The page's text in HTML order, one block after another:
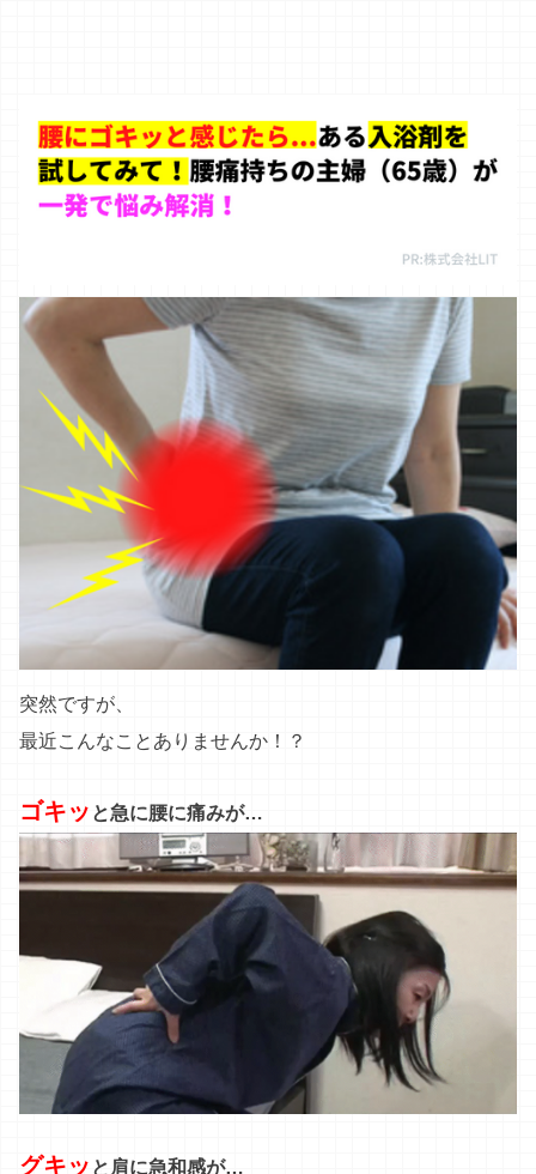
突然ですが、
最近こんなことありませんか！？
ゴキッ と急に腰に痛みが…
グキッ と肩に急和感が…